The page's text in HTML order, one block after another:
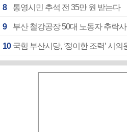
8 통영시민 추석 전 35만 원 받는다
9 부산 철강공장 50대 노동자 추락사
10